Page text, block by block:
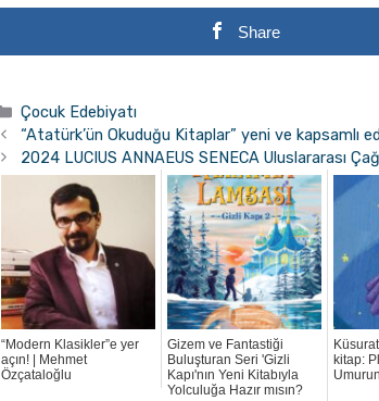
Share
Kategoriler
Çocuk Edebiyatı
“Atatürk’ün Okuduğu Kitaplar” yeni ve kapsamlı
2024 LUCIUS ANNAEUS SENECA Uluslararası
“Modern Klasikler”e yer
açın! | Mehmet
Özçataloğlu
Gizem ve Fantastiği
Buluşturan Seri 'Gizli
Kapı'nın Yeni Kitabıyla
Yolculuğa Hazır mısın?
kitap: